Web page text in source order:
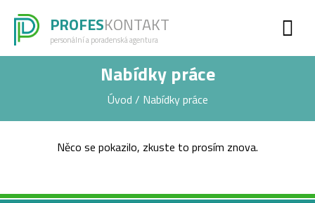
PROFESKONTAKT
personální a poradenská agentura
Nabídky práce
Úvod / Nabídky práce
Něco se pokazilo, zkuste to prosím znova.